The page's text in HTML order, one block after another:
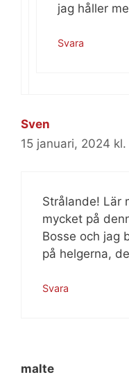
jag håller
Svara
Sven
15 januari, 2024
Strålande! Lär
mycket på
Bosse och jag
på helgerna,
Svara
malte